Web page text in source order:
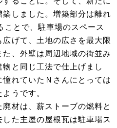
しました。増築部分は離れ
ことで、駐車場のスペース
げて、土地の広さを最大限
、外壁は周辺地域の街並み
と同じ工法で仕上げまし
れていたＮさんにとっては
うです。
材は、薪ストーブの燃料と
た主屋の屋根瓦は駐車場ス